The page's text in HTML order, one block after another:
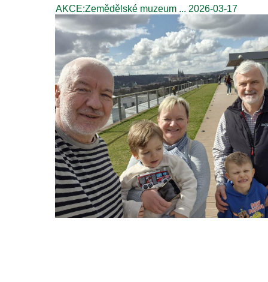
AKCE:Zemědělské muzeum ... 2026-03-17